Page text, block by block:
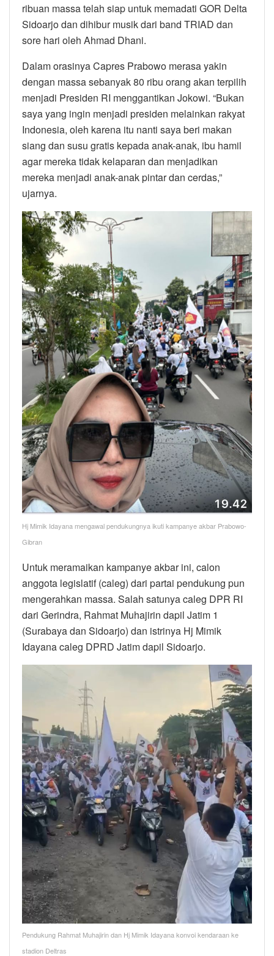
ribuan massa telah siap untuk memadati GOR Delta
Sidoarjo dan dihibur musik dari band TRIAD dan
sore hari oleh Ahmad Dhani.
Dalam orasinya Capres Prabowo merasa yakin
dengan massa sebanyak 80 ribu orang akan terpilih
menjadi Presiden RI menggantikan Jokowi. “Bukan
saya yang ingin menjadi presiden melainkan rakyat
Indonesia, oleh karena itu nanti saya beri makan
siang dan susu gratis kepada anak-anak, ibu hamil
agar mereka tidak kelaparan dan menjadikan
mereka menjadi anak-anak pintar dan cerdas,”
ujarnya.
Hj Mimik Idayana mengawal pendukungnya ikuti kampanye akbar Prabowo-
Gibran
Untuk meramaikan kampanye akbar ini, calon
anggota legislatif (caleg) dari partai pendukung pun
mengerahkan massa. Salah satunya caleg DPR RI
dari Gerindra, Rahmat Muhajirin dapil Jatim 1
(Surabaya dan Sidoarjo) dan istrinya Hj Mimik
Idayana caleg DPRD Jatim dapil Sidoarjo.
Pendukung Rahmat Muhajirin dan Hj Mimik Idayana konvoi kendaraan ke
stadion Deltras